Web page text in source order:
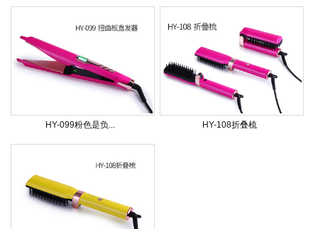
HY-099粉色是负... HY-108折叠梳